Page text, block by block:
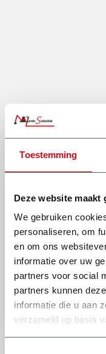
Toestemming
Deze website maakt
We gebruiken
personaliseren, om
en om ons
informatie over uw
partners voor social
partners kunnen
informatie die u aan
verzameld op basis
Lees meer
Heb je een vraag
Bekijk onze